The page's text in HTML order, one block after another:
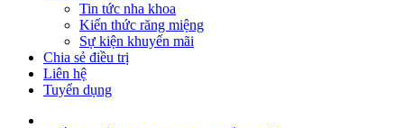
Tin tức nha khoa
Kiến thức răng miệng
Sự kiện khuyến mãi
Chia sẻ điều trị
Liên hệ
Tuyển dụng